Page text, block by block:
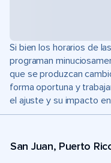
Si bien los horarios de
programan
que se produzcan
forma oportuna y
el ajuste y su impacto
San Juan, Puerto